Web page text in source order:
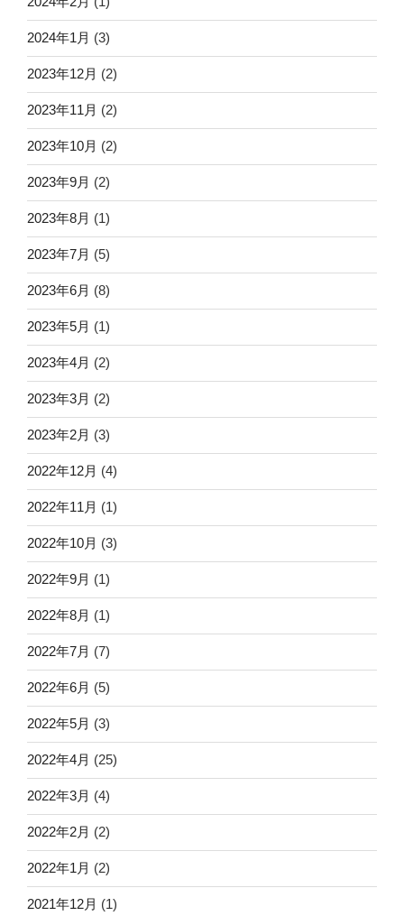
2024年1月 (3)
2023年12月 (2)
2023年11月 (2)
2023年10月 (2)
2023年9月 (2)
2023年8月 (1)
2023年7月 (5)
2023年6月 (8)
2023年5月 (1)
2023年4月 (2)
2023年3月 (2)
2023年2月 (3)
2022年12月 (4)
2022年11月 (1)
2022年10月 (3)
2022年9月 (1)
2022年8月 (1)
2022年7月 (7)
2022年6月 (5)
2022年5月 (3)
2022年4月 (25)
2022年3月 (4)
2022年2月 (2)
2022年1月 (2)
2021年12月 (1)